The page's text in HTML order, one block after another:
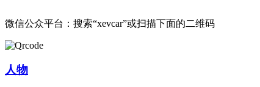
微信公众平台：搜索“xevcar”或扫描下面的二维码
人物